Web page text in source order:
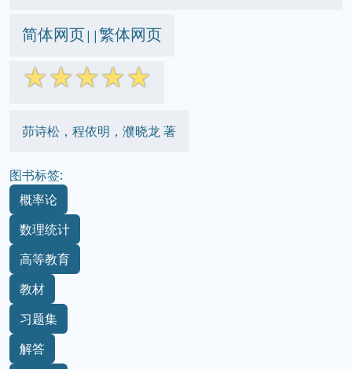
简体网页||繁体网页
☆☆☆☆☆
茆诗松，程依明，濮晓龙 著
图书标签:
概率论
数理统计
高等教育
教材
习题集
解答